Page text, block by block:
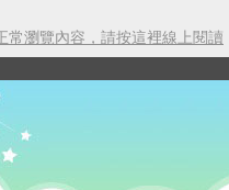
常瀏覽內容，請按這裡線上閱讀